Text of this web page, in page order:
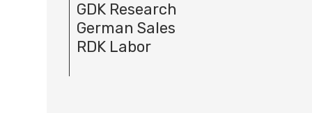
GDK Research
German Sales
RDK Labor